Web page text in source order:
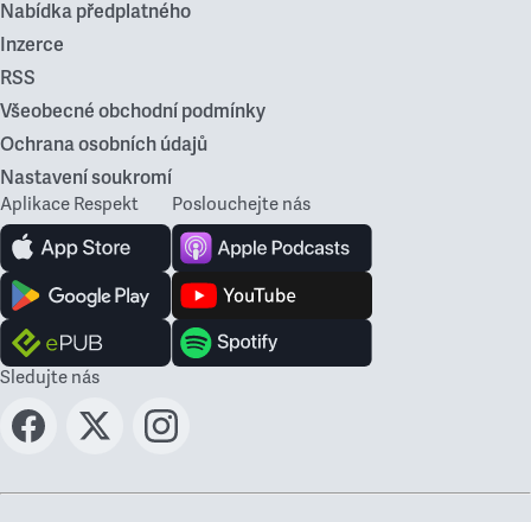
Nabídka předplatného
Inzerce
RSS
Všeobecné obchodní podmínky
Ochrana osobních údajů
Nastavení soukromí
Aplikace Respekt Poslouchejte nás
Sledujte nás